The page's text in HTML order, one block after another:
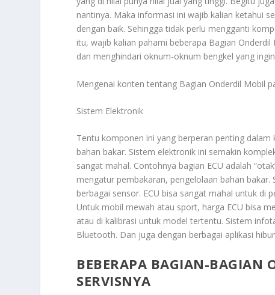
nantinya. Maka informasi ini wajib kalian ketahui
dengan baik. Sehingga tidak perlu mengganti
itu, wajib kalian pahami beberapa Bagian Onderdil
dan menghindari oknum-oknum bengkel yang
Mengenai konten tentang Bagian Onderdil Mobil
Sistem Elektronik
Tentu komponen ini yang berperan penting
bahan bakar. Sistem elektronik ini semakin
sangat mahal. Contohnya bagian ECU adalah
mengatur pembakaran, pengelolaan bahan
berbagai sensor. ECU bisa sangat mahal untuk di
Untuk mobil mewah atau sport, harga ECU bisa
atau di kalibrasi untuk model tertentu. Sistem
Bluetooth. Dan juga dengan berbagai aplikasi
BEBERAPA BAGIAN-BAGIAN
SERVISNYA